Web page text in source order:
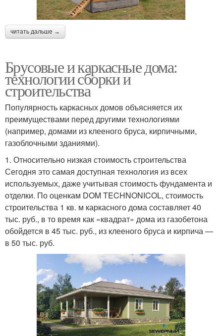
читать дальше →
Брусовые и каркасные дома:
технологии сборки и
строительства
Популярность каркасных домов объясняется их
преимуществами перед другими технологиями
(например, домами из клееного бруса, кирпичными,
газоблочными зданиями).
1. Относительно низкая стоимость строительства
Сегодня это самая доступная технология из всех
используемых, даже учитывая стоимость фундамента и
отделки. По оценкам DOM TECHNONICOL, стоимость
строительства 1 кв. м каркасного дома составляет 40
тыс. руб., в то время как «квадрат» дома из газобетона
обойдется в 45 тыс. руб., из клееного бруса и кирпича —
в 50 тыс. руб.